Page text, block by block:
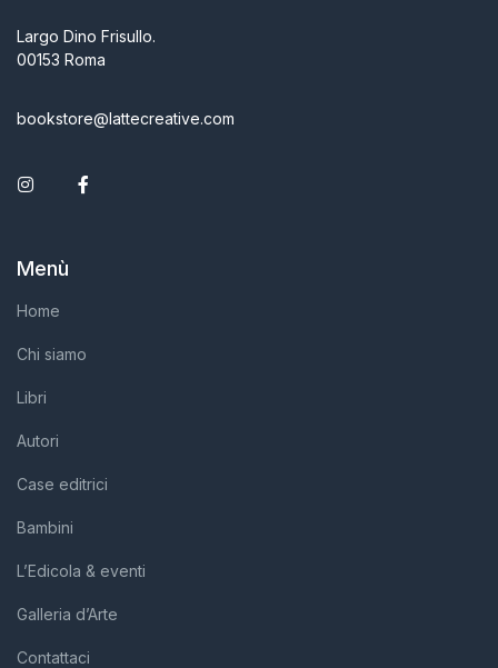
Largo Dino Frisullo.
00153 Roma
bookstore@lattecreative.com
Instagram
Menù
Home
Chi siamo
Libri
Autori
Case editrici
Bambini
L’Edicola & eventi
Galleria d’Arte
Contattaci